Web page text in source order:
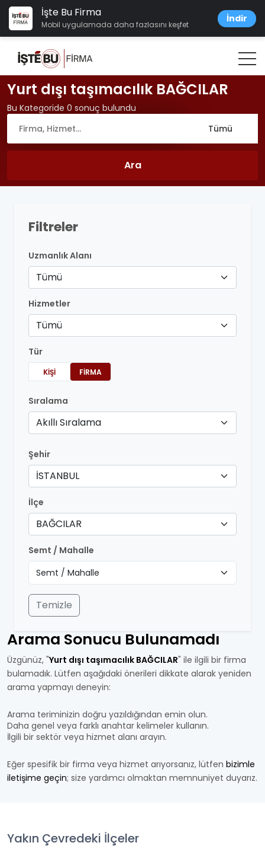
İşte Bu Firma
Mobil uygulamada daha fazlasını keşfet
İndir
Yurt dışı taşımacılık BAĞCILAR
Bu Kategoride 0 sonuç bulundu
Filtreler
Uzmanlık Alanı
Tümü
Hizmetler
Tümü
Tür
KIŞI FIRMA
Sıralama
Akıllı Sıralama
Şehir
İSTANBUL
İlçe
BAĞCILAR
Semt / Mahalle
Temizle
Arama Sonucu Bulunamadı
Üzgünüz, "Yurt dışı taşımacılık BAĞCILAR" ile ilgili bir firma
bulamadık. Lütfen aşağıdaki önerileri dikkate alarak yeniden
arama yapmayı deneyin:
Arama teriminizin doğru yazıldığından emin olun.
Daha genel veya farklı anahtar kelimeler kullanın.
İlgili bir sektör veya hizmet alanı arayın.
Eğer spesifik bir firma veya hizmet arıyorsanız, lütfen bizimle
iletişime geçin; size yardımcı olmaktan memnuniyet duyarız.
Yakın Çevredeki İlçeler